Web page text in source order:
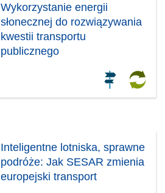
Wykorzystanie energii
słonecznej do rozwiązywania
kwestii transportu
publicznego
Inteligentne lotniska, sprawne
podróże: Jak SESAR zmienia
europejski transport